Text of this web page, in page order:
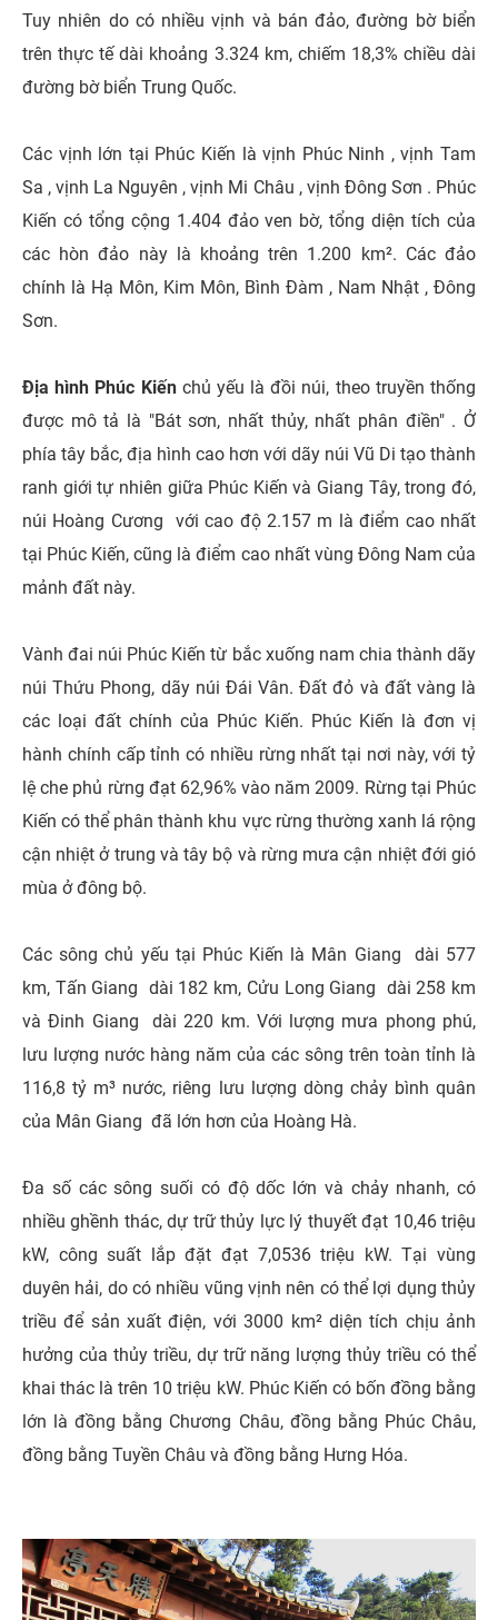
Tuy nhiên do có nhiều vịnh và bán đảo, đường bờ biển
trên thực tế dài khoảng 3.324 km, chiếm 18,3% chiều dài
đường bờ biển Trung Quốc.
Các vịnh lớn tại Phúc Kiến là vịnh Phúc Ninh , vịnh Tam
Sa , vịnh La Nguyên , vịnh Mi Châu , vịnh Đông Sơn . Phúc
Kiến có tổng cộng 1.404 đảo ven bờ, tổng diện tích của
các hòn đảo này là khoảng trên 1.200 km². Các đảo
chính là Hạ Môn, Kim Môn, Bình Đàm , Nam Nhật , Đông
Sơn.
Địa hình Phúc Kiếnchủ yếu là đồi núi, theo truyền thống
được mô tả là "Bát sơn, nhất thủy, nhất phân điền" . Ở
phía tây bắc, địa hình cao hơn với dãy núi Vũ Di tạo thành
ranh giới tự nhiên giữa Phúc Kiến và Giang Tây, trong đó,
núi Hoàng Cương với cao độ 2.157 m là điểm cao nhất
tại Phúc Kiến, cũng là điểm cao nhất vùng Đông Nam của
mảnh đất này.
Vành đai núi Phúc Kiến từ bắc xuống nam chia thành dãy
núi Thứu Phong, dãy núi Đái Vân. Đất đỏ và đất vàng là
các loại đất chính của Phúc Kiến. Phúc Kiến là đơn vị
hành chính cấp tỉnh có nhiều rừng nhất tại nơi này, với tỷ
lệ che phủ rừng đạt 62,96% vào năm 2009. Rừng tại Phúc
Kiến có thể phân thành khu vực rừng thường xanh lá rộng
cận nhiệt ở trung và tây bộ và rừng mưa cận nhiệt đới gió
mùa ở đông bộ.
Các sông chủ yếu tại Phúc Kiến là Mân Giang dài 577
km, Tấn Giang dài 182 km, Cửu Long Giang dài 258 km
và Đinh Giang dài 220 km. Với lượng mưa phong phú,
lưu lượng nước hàng năm của các sông trên toàn tỉnh là
116,8 tỷ m³ nước, riêng lưu lượng dòng chảy bình quân
của Mân Giang đã lớn hơn của Hoàng Hà.
Đa số các sông suối có độ dốc lớn và chảy nhanh, có
nhiều ghềnh thác, dự trữ thủy lực lý thuyết đạt 10,46 triệu
kW, công suất lắp đặt đạt 7,0536 triệu kW. Tại vùng
duyên hải, do có nhiều vũng vịnh nên có thể lợi dụng thủy
triều để sản xuất điện, với 3000 km² diện tích chịu ảnh
hưởng của thủy triều, dự trữ năng lượng thủy triều có thể
khai thác là trên 10 triệu kW. Phúc Kiến có bốn đồng bằng
lớn là đồng bằng Chương Châu, đồng bằng Phúc Châu,
đồng bằng Tuyền Châu và đồng bằng Hưng Hóa.